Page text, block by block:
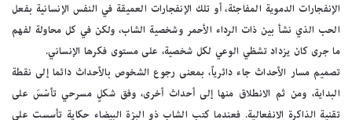
الإنفجارات الدموية المفاجئة، أو تلك الإنفجارات العميقة في النفس الإنسانية بفعل
الحب الذي نشأ بين ذات الرداء الأحمر وشخصية الشاب، ولكن في كل محاولة لفهم
ما جرى كان يزداد تشظي الوعي لكل شخصية، على مستوى فكرها الإنساني.
تصميم مسار الأحداث جاء دائرياً، بمعنى رجوع الشخوص بالأحداث دائما إلى نقطة
البداية، ومن ثم الانطلاق منها إلى أحداث أخرى، وفق شكلٍ مسرحي تأسّسَ على
تقنية الذاكرة الانفعالية. فعندما كتب الشاب ذو البزة البيضاء حكاية تأسست على